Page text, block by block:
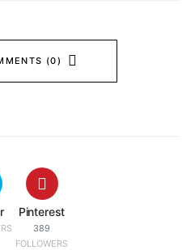
(0)
Pinterest
389
FOLLOWERS